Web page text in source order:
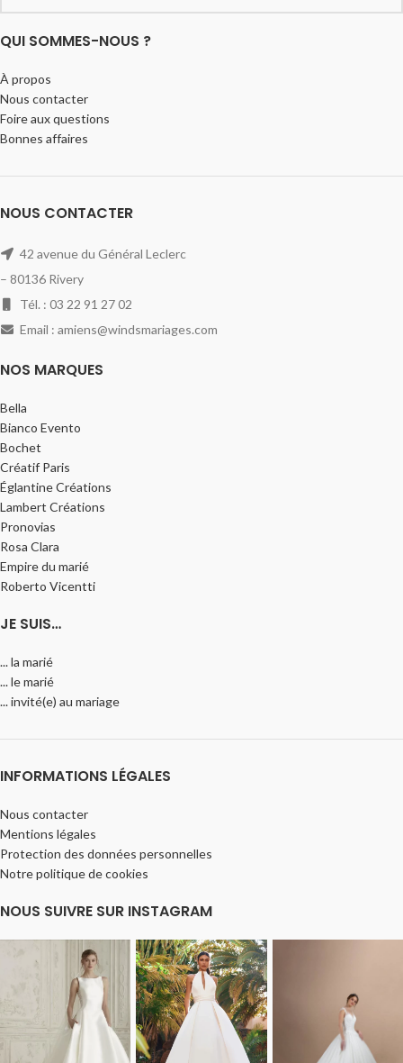
QUI SOMMES-NOUS ?
À propos
Nous contacter
Foire aux questions
Bonnes affaires
NOUS CONTACTER
42 avenue du Général Leclerc
– 80136 Rivery
Tél. : 03 22 91 27 02
Email : amiens@windsmariages.com
NOS MARQUES
Bella
Bianco Evento
Bochet
Créatif Paris
Églantine Créations
Lambert Créations
Pronovias
Rosa Clara
Empire du marié
Roberto Vicentti
JE SUIS…
... la marié
... le marié
... invité(e) au mariage
INFORMATIONS LÉGALES
Nous contacter
Mentions légales
Protection des données personnelles
Notre politique de cookies
NOUS SUIVRE SUR INSTAGRAM